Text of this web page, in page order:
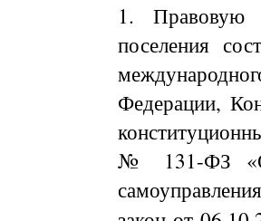
1. Правовую
поселения
Федерации,
№ 131-ФЗ «Об